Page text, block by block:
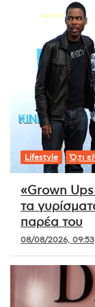
Lifestyle Ό,τι
«Grown Ups
τα
παρέα του
08/08/2026, 09:53